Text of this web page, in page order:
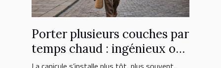
Porter plusieurs couches par
temps chaud : ingénieux ou
erreur fatale ?